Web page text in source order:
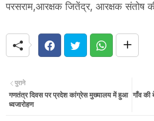
परसराम,आरक्षक जितेंद्र, आरक्षक संतोष
गाँव की
पुराने
गणतंत्र दिवस पर प्रदेश कांग्रेस मुख्यालय में हुआ
ध्वजारोहण